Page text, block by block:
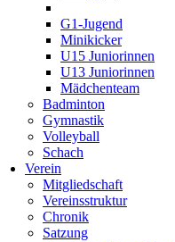
G1-Jugend
Minikicker
U15 Juniorinnen
U13 Juniorinnen
Mädchenteam
Badminton
Gymnastik
Volleyball
Schach
Verein
Mitgliedschaft
Vereinsstruktur
Chronik
Satzung